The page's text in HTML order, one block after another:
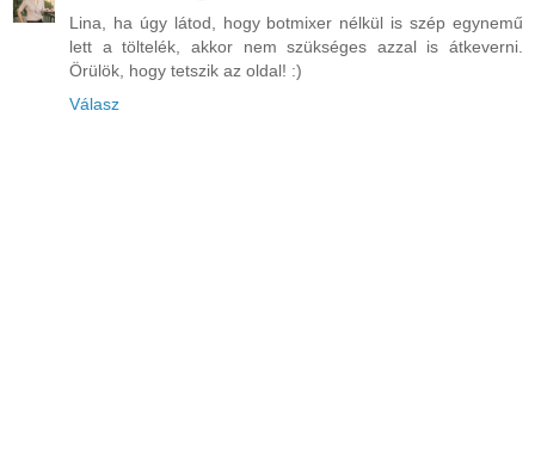
Lina, ha úgy látod, hogy botmixer nélkül is szép egynemű
lett a töltelék, akkor nem szükséges azzal is átkeverni.
Örülök, hogy tetszik az oldal! :)
Válasz